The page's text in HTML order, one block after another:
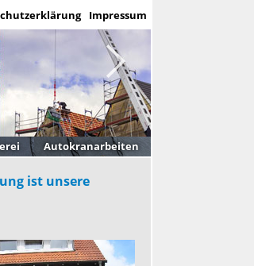
Impressum
Autokranarbeiten
ist unsere